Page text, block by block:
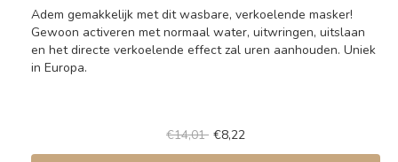
Adem gemakkelijk met dit wasbare, verkoelende masker!
Gewoon activeren met normaal water, uitwringen, uitslaan
en het directe verkoelende effect zal uren aanhouden. Uniek
in Europa.
€14,01 €8,22